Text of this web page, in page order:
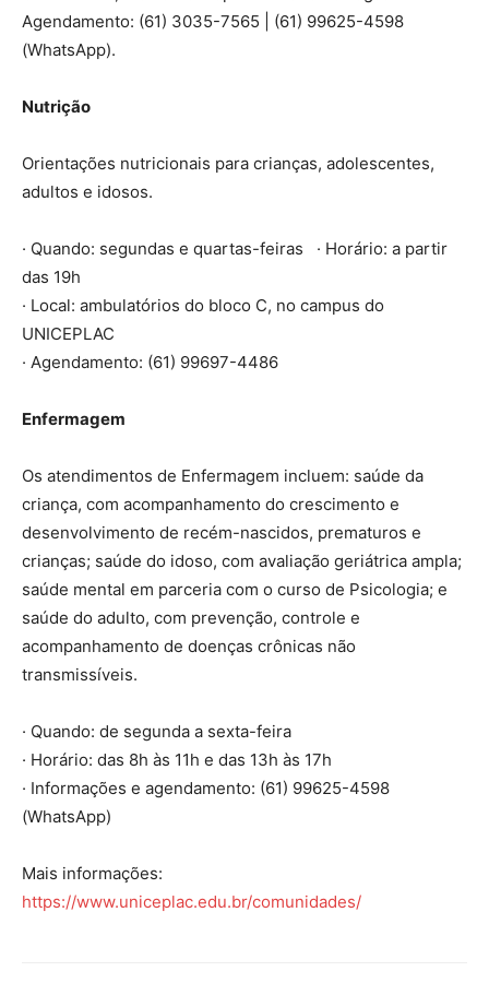
Agendamento: (61) 3035-7565 | (61) 99625-4598
(WhatsApp).
Nutrição
Orientações nutricionais para crianças, adolescentes,
adultos e idosos.
· Quando: segundas e quartas-feiras · Horário: a partir
das 19h
· Local: ambulatórios do bloco C, no campus do
UNICEPLAC
· Agendamento: (61) 99697-4486
Enfermagem
Os atendimentos de Enfermagem incluem: saúde da
criança, com acompanhamento do crescimento e
desenvolvimento de recém-nascidos, prematuros e
crianças; saúde do idoso, com avaliação geriátrica ampla;
saúde mental em parceria com o curso de Psicologia; e
saúde do adulto, com prevenção, controle e
acompanhamento de doenças crônicas não
transmissíveis.
· Quando: de segunda a sexta-feira
· Horário: das 8h às 11h e das 13h às 17h
· Informações e agendamento: (61) 99625-4598
(WhatsApp)
Mais informações:
https://www.uniceplac.edu.br/comunidades/